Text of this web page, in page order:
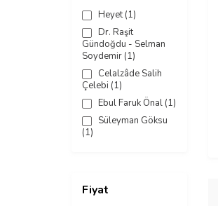
Heyet(1)
Dr. Raşit
Gündoğdu - Selman
Soydemir (1)
Celalzâde Salih
Çelebi (1)
Ebul Faruk Önal (1)
Süleyman Göksu
(1)
Fiyat